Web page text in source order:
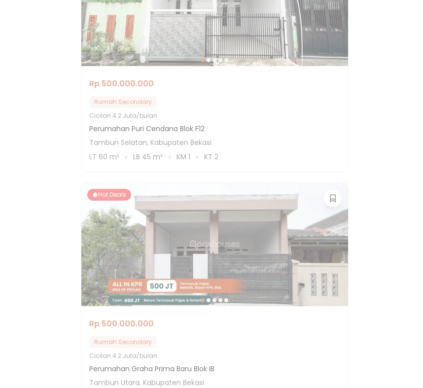
Rp 500.000.000
Rumah Secondary
Cicilan 4.2 Juta/bulan
Perumahan Puri Cendana Blok F12
Tambun Selatan, Kabupaten Bekasi
LT 60 m² LB 45 m² KM 1 KT 2
Hot Deals
Rp 500.000.000
Rumah Secondary
Cicilan 4.2 Juta/bulan
Perumahan Graha Prima Baru Blok IB
Tambun Utara, Kabupaten Bekasi